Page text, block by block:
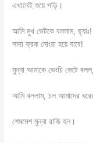
এখানেই শুয়ে পড়ি।
আমি মুখ ভেটকে বললাম,
সাদা ফ্রক নোংরা হয়ে যাবে!
মুন্না আমাকে ভেংচি কেটে
আমি বললাম, চল আমাদের
শেষমেশ মুন্না রাজি হল।